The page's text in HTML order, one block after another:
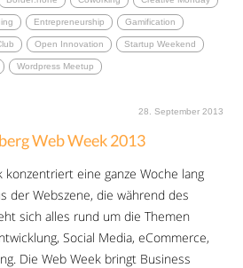
Entrepreneurship Gamification
Open Innovation Startup Weekend
Wordpress Meetup
28. September 2013
Web Week 2013
konzentriert eine ganze Woche lang
der Webszene, die während des
sich alles rund um die Themen
Social Media, eCommerce,
Die Web Week bringt Business